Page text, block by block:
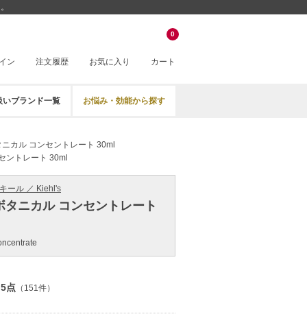
ン 注文履歴 お気に入り カート
0
いブランド一覧 お悩み・効能から探す
カル コンセントレート 30ml
ントレート 30ml
ール ／ Kiehl's
タニカル コンセントレート
点 （151件）